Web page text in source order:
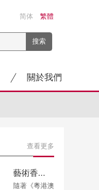
简体 繁體
關於我們
查看更多
藝術香...
隨著《粵港澳